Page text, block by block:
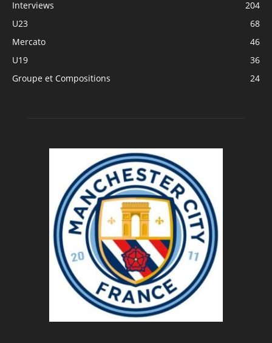
Interviews
204
U23
68
Mercato
46
U19
36
Groupe et Compositions
24